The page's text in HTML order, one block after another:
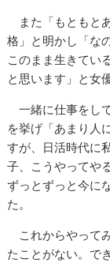
また「もともと
格」と明かし「な
このまま生きてい
と思います」と女
一緒に仕事をし
を挙げ「あまり人
すが、日活時代に
子、こうやってや
ずっとずっと今に
た。
これからやって
たことがない。で